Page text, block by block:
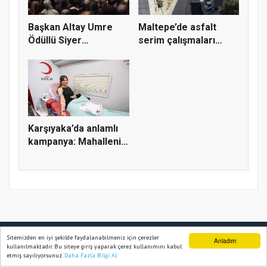
Anladım
Sitemizden en iyi şekilde faydalanabilmeniz için çerezler
kullanılmaktadır. Bu siteye giriş yaparak çerez kullanımını kabul
etmiş sayılıyorsunuz. Daha Fazla Bilgi Al
Başkan Altay Umre
Ödüllü Siyer
Maltepe’de asfalt
serim çalışmaları
Karşıyaka’da anlamlı
kampanya: Mahallenin
TÜRK HABERLER 2022
Yazılım |Onemsoft
Ana Sayfa Web TV